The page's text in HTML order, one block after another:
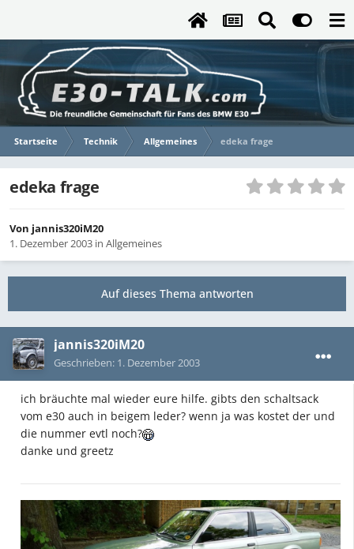
Startseite Technik Allgemeines edeka frage
edeka frage
Von jannis320iM20
1. Dezember 2003 in Allgemeines
Auf dieses Thema antworten
jannis320iM20
Geschrieben: 1. Dezember 2003
ich bräuchte mal wieder eure hilfe. gibts den schaltsack
vom e30 auch in beigem leder? wenn ja was kostet der und
die nummer evtl noch?
danke und greetz